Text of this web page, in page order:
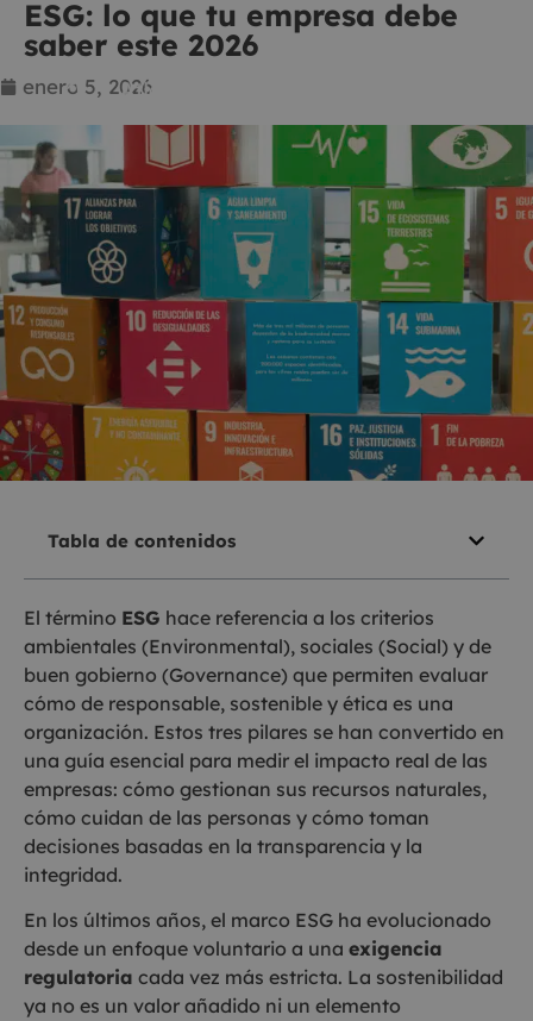
ESG: lo que tu empresa debe
saber este 2026
enero 5, 2026
Tabla de contenidos
El término ESG hace referencia a los criterios
ambientales (Environmental), sociales (Social) y de
buen gobierno (Governance) que permiten evaluar
cómo de responsable, sostenible y ética es una
organización. Estos tres pilares se han convertido en
una guía esencial para medir el impacto real de las
empresas: cómo gestionan sus recursos naturales,
cómo cuidan de las personas y cómo toman
decisiones basadas en la transparencia y la
integridad.
En los últimos años, el marco ESG ha evolucionado
desde un enfoque voluntario a una exigencia
regulatoria cada vez más estricta. La sostenibilidad
ya no es un valor añadido ni un elemento